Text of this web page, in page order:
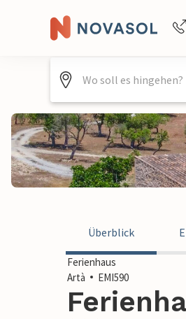
Überblick
Ferienhaus
Artà
EMI590